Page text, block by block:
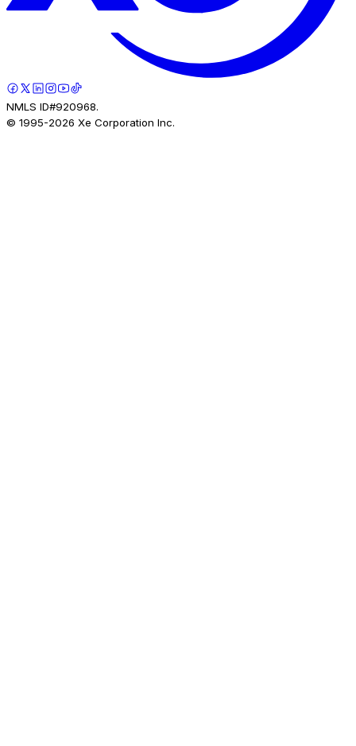
NMLS ID#920968.
© 1995-2026 Xe Corporation Inc.